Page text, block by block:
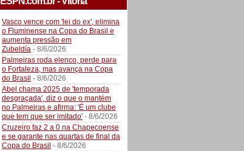
Vasco vence com 'lei do ex', elimina
o Fluminense na Copa do Brasil e
aumenta pressão em
Zubeldía - 8/6/2026
Palmeiras roda elenco, perde para
o Fortaleza, mas avança na Copa
do Brasil - 8/6/2026
Abel chama 2025 de 'temporada
desgraçada', diz o que o mantém
no Palmeiras e afirma: 'É um clube
que tem que ser imitado' - 8/6/2026
Cruzeiro faz 2 a 0 na Chapecoense
e se garante nas quartas de final da
Copa do Brasil - 8/6/2026